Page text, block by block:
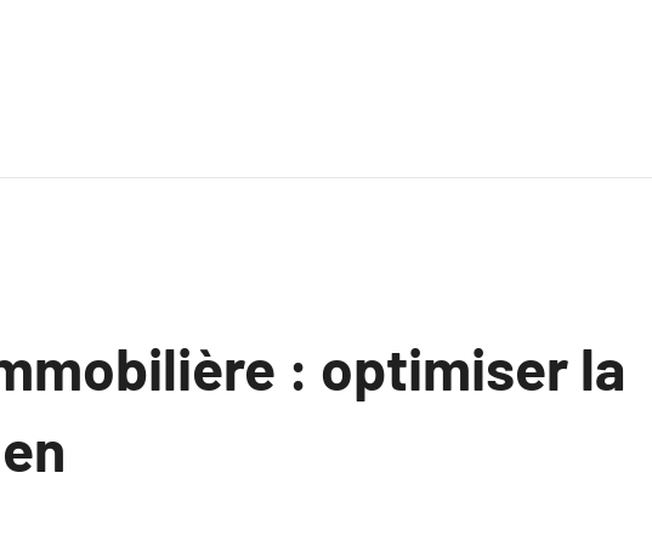
: optimiser la